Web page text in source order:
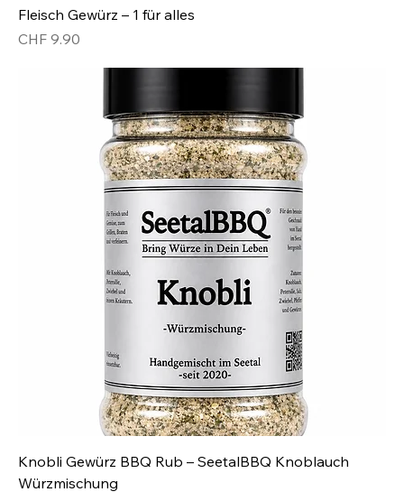
Fleisch Gewürz – 1 für alles
Preis
CHF 9.90
Knobli Gewürz BBQ Rub – SeetalBBQ Knoblauch
Würzmischung